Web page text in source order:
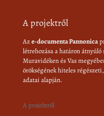
A projektről
Aze-documenta Pannonica
létrehozása a határon
Muravidéken és Vas
örökségének hiteles
adatai alapján.
A projektről